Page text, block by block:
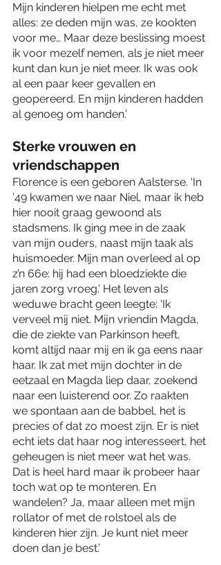
Mijn kinderen hielpen me echt met
alles: ze deden mijn was, ze kookten
voor me… Maar deze beslissing moest
ik voor mezelf nemen, als je niet meer
kunt dan kun je niet meer. Ik was ook
al een paar keer gevallen en
geopereerd. En mijn kinderen hadden
al genoeg om handen.’
Sterke vrouwen en
vriendschappen
Florence is een geboren Aalsterse. ‘In
’49 kwamen we naar Niel, maar ik heb
hier nooit graag gewoond als
stadsmens. Ik ging mee in de zaak
van mijn ouders, naast mijn taak als
huismoeder. Mijn man overleed al op
z’n 66e: hij had een bloedziekte die
jaren zorg vroeg.’ Het leven als
weduwe bracht geen leegte: ‘Ik
verveel mij niet. Mijn vriendin Magda,
die de ziekte van Parkinson heeft,
komt altijd naar mij en ik ga eens naar
haar. Ik zat met mijn dochter in de
eetzaal en Magda liep daar, zoekend
naar een luisterend oor. Zo raakten
we spontaan aan de babbel, het is
precies of dat zo moest zijn. Er is niet
echt iets dat haar nog interesseert, het
geheugen is niet meer wat het was.
Dat is heel hard maar ik probeer haar
toch wat op te monteren. En
wandelen? Ja, maar alleen met mijn
rollator of met de rolstoel als de
kinderen hier zijn. Je kunt niet meer
doen dan je best.’